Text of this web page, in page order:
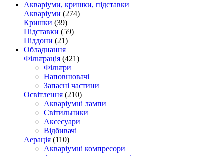
Акваріуми, кришки, підставки
Акваріуми (274)
Кришки (39)
Підставки (59)
Піддони (21)
Обладнання
Фільтрація (421)
Фільтри
Наповнювачі
Запасні частини
Освітлення (210)
Акваріумні лампи
Світильники
Аксесуари
Відбивачі
Аерація (110)
Акваріумні компресори